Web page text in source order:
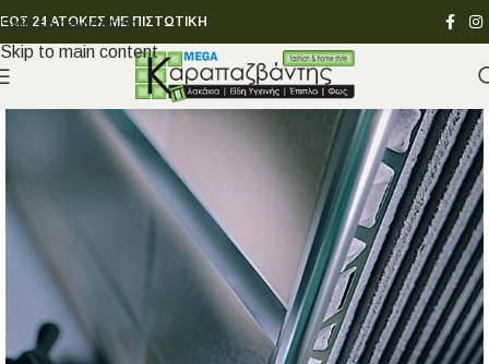
Skip to navigation
Skip to main content
ΕΩΣ 24 ΑΤΟΚΕΣ ΜΕ ΠΙΣΤΩΤΙΚΗ